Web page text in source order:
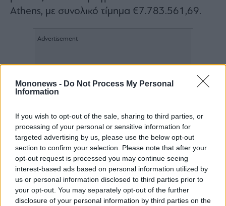
Mononews - Do Not Process My Personal
Information
If you wish to opt-out of the sale, sharing to third parties, or
processing of your personal or sensitive information for
targeted advertising by us, please use the below opt-out
section to confirm your selection. Please note that after your
opt-out request is processed you may continue seeing
interest-based ads based on personal information utilized by
us or personal information disclosed to third parties prior to
your opt-out. You may separately opt-out of the further
disclosure of your personal information by third parties on the
Athens, με συνολικό τίμημα €7.783.561,69.